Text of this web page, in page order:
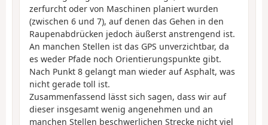
zerfurcht oder von Maschinen planiert wurden
(zwischen 6 und 7), auf denen das Gehen in den
Raupenabdrücken jedoch äußerst anstrengend ist.
An manchen Stellen ist das GPS unverzichtbar, da
es weder Pfade noch Orientierungspunkte gibt.
Nach Punkt 8 gelangt man wieder auf Asphalt, was
nicht gerade toll ist.
Zusammenfassend lässt sich sagen, dass wir auf
dieser insgesamt wenig angenehmen und an
manchen Stellen beschwerlichen Strecke nicht viel